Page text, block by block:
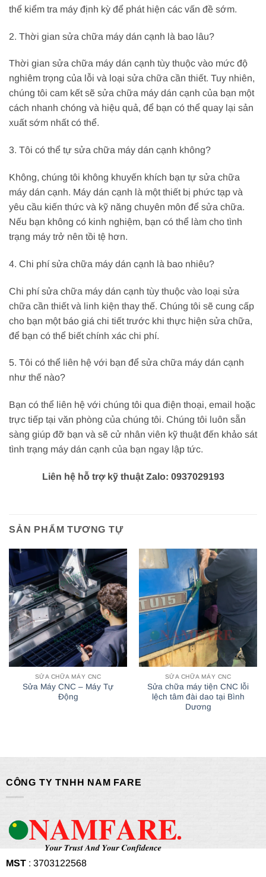
thể kiểm tra máy định kỳ để phát hiện các vấn đề sớm.
2. Thời gian sửa chữa máy dán cạnh là bao lâu?
Thời gian sửa chữa máy dán cạnh tùy thuộc vào mức độ
nghiêm trọng của lỗi và loại sửa chữa cần thiết. Tuy nhiên,
chúng tôi cam kết sẽ sửa chữa máy dán cạnh của bạn một
cách nhanh chóng và hiệu quả, để bạn có thể quay lại sản
xuất sớm nhất có thể.
3. Tôi có thể tự sửa chữa máy dán cạnh không?
Không, chúng tôi không khuyến khích bạn tự sửa chữa
máy dán cạnh. Máy dán cạnh là một thiết bị phức tạp và
yêu cầu kiến thức và kỹ năng chuyên môn để sửa chữa.
Nếu bạn không có kinh nghiệm, bạn có thể làm cho tình
trạng máy trở nên tồi tệ hơn.
4. Chi phí sửa chữa máy dán cạnh là bao nhiêu?
Chi phí sửa chữa máy dán cạnh tùy thuộc vào loại sửa
chữa cần thiết và linh kiện thay thế. Chúng tôi sẽ cung cấp
cho bạn một báo giá chi tiết trước khi thực hiện sửa chữa,
để bạn có thể biết chính xác chi phí.
5. Tôi có thể liên hệ với bạn để sửa chữa máy dán cạnh
như thế nào?
Bạn có thể liên hệ với chúng tôi qua điện thoại, email hoặc
trực tiếp tại văn phòng của chúng tôi. Chúng tôi luôn sẵn
sàng giúp đỡ bạn và sẽ cử nhân viên kỹ thuật đến khảo sát
tình trạng máy dán cạnh của bạn ngay lập tức.
Liên hệ hỗ trợ kỹ thuật Zalo: 0937029193
SẢN PHẨM TƯƠNG TỰ
SỬA CHỮA MÁY CNC
Sửa Máy CNC – Máy Tự
Động
SỬA CHỮA MÁY CNC
Sửa chữa máy tiện CNC lỗi
lệch tâm đài dao tại Bình
Dương
CÔNG TY TNHH NAM FARE
MST: 3703122568